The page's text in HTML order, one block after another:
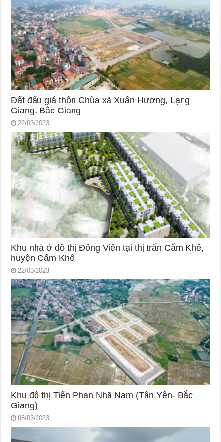
Đất đấu giá thôn Chùa xã Xuân Hương, Lạng
Giang, Bắc Giang
22/03/2023
Khu nhà ở đô thị Đông Viên tại thị trấn Cẩm Khê,
huyện Cẩm Khê
22/03/2023
Khu đô thị Tiến Phan Nhã Nam (Tân Yên- Bắc
Giang)
08/03/2023